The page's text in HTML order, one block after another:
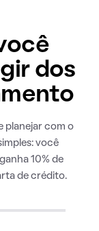
dos
planejar com o
você
10% de
de crédito.